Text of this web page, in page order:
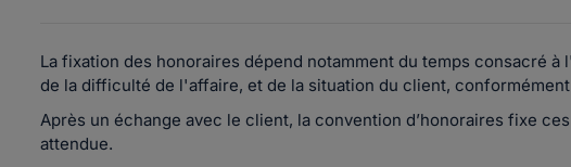
La fixation des honoraires dépend notamment du temps consacré
de la difficulté de l'affaire, et de la situation du client,
Après un échange avec le client, la convention d’honoraires fixe
attendue.